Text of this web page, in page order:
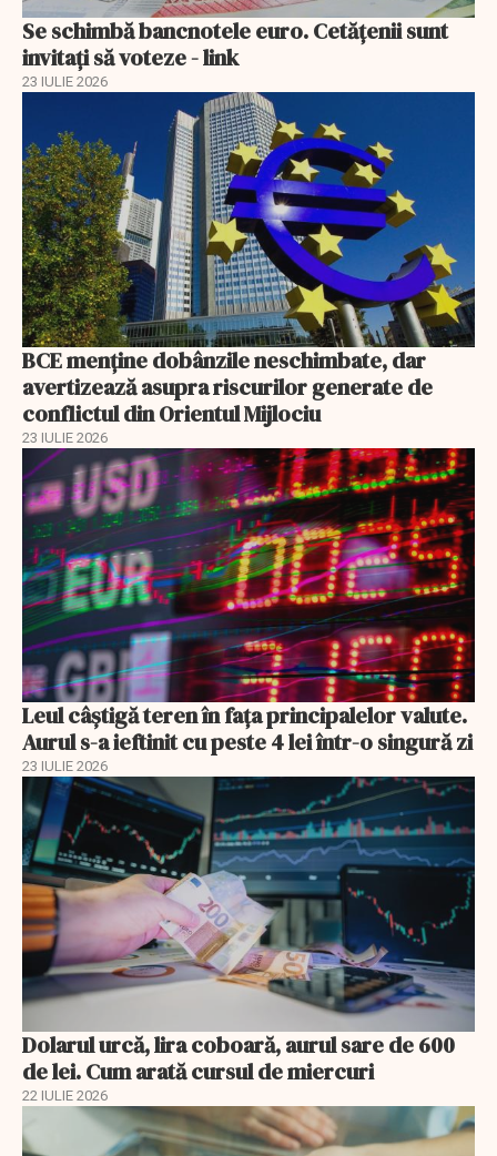
Se schimbă bancnotele euro. Cetățenii sunt
invitați să voteze - link
23 IULIE 2026
BCE menține dobânzile neschimbate, dar
avertizează asupra riscurilor generate de
conflictul din Orientul Mijlociu
23 IULIE 2026
Leul câștigă teren în fața principalelor valute.
Aurul s-a ieftinit cu peste 4 lei într-o singură zi
23 IULIE 2026
Dolarul urcă, lira coboară, aurul sare de 600
de lei. Cum arată cursul de miercuri
22 IULIE 2026